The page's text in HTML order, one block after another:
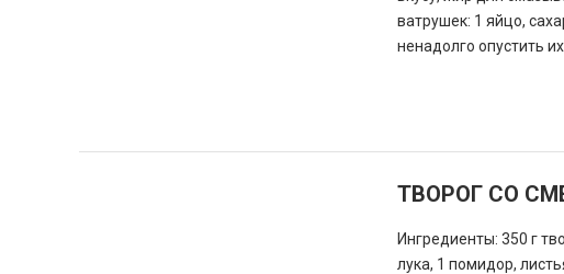
ватрушек: 1 яйцо,
ненадолго опустить
ТВОРОГ СО
Ингредиенты: 350 г
лука, 1 помидор,